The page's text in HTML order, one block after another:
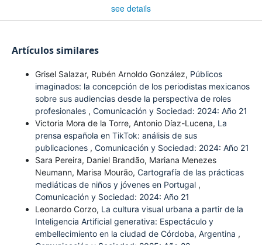
see details
Artículos similares
Grisel Salazar, Rubén Arnoldo González, Públicos
imaginados: la concepción de los periodistas mexicanos
sobre sus audiencias desde la perspectiva de roles
profesionales , Comunicación y Sociedad: 2024: Año 21
Victoria Mora de la Torre, Antonio Díaz-Lucena, La
prensa española en TikTok: análisis de sus
publicaciones , Comunicación y Sociedad: 2024: Año 21
Sara Pereira, Daniel Brandão, Mariana Menezes
Neumann, Marisa Mourão, Cartografía de las prácticas
mediáticas de niños y jóvenes en Portugal ,
Comunicación y Sociedad: 2024: Año 21
Leonardo Corzo, La cultura visual urbana a partir de la
Inteligencia Artificial generativa: Espectáculo y
embellecimiento en la ciudad de Córdoba, Argentina ,